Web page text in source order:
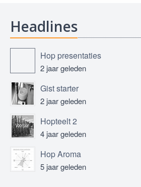
Headlines
Hop presentaties
2 jaar geleden
Gist starter
2 jaar geleden
Hopteelt 2
4 jaar geleden
Hop Aroma
5 jaar geleden